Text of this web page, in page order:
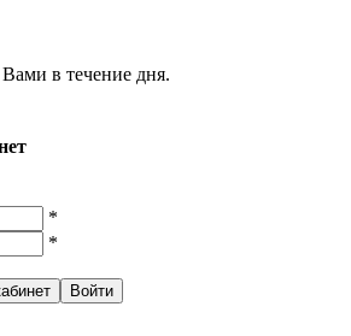
в течение дня.
*
*
Войти